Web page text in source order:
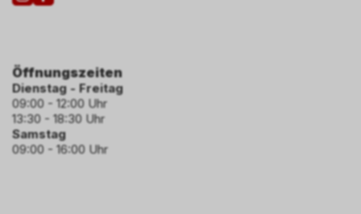
Öffnungszeiten
Dienstag - Freitag
09:00 - 12:00 Uhr
13:30 - 18:30 Uhr
Samstag
09:00 - 16:00 Uhr